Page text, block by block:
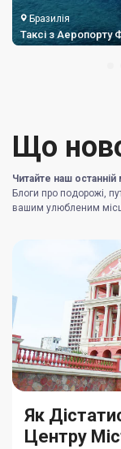
Бразилія
Таксі з Аеропорту
Що
Читайте наш останній
Блоги про подорожі,
вашим улюбленим
Як
Центру